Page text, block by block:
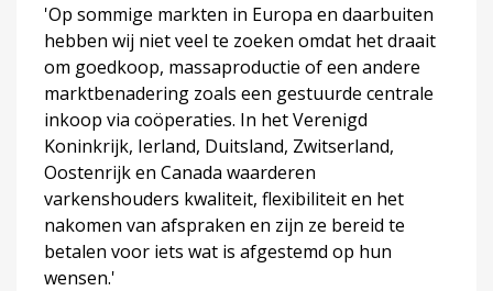
'Op sommige markten in Europa en daarbuiten
hebben wij niet veel te zoeken omdat het draait
om goedkoop, massaproductie of een andere
marktbenadering zoals een gestuurde centrale
inkoop via coöperaties. In het Verenigd
Koninkrijk, Ierland, Duitsland, Zwitserland,
Oostenrijk en Canada waarderen
varkenshouders kwaliteit, flexibiliteit en het
nakomen van afspraken en zijn ze bereid te
betalen voor iets wat is afgestemd op hun
wensen.'